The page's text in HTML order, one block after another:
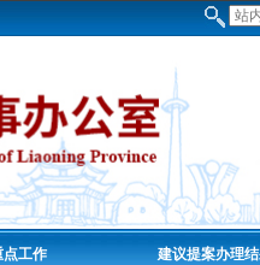
工作 建议提案办理